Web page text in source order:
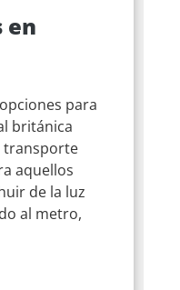
en
para
británica
transporte
aquellos
de la luz
al metro,